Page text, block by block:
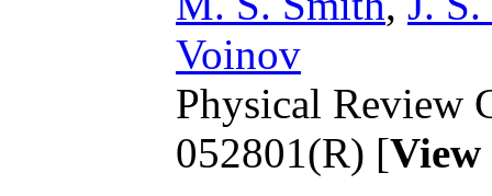
Voinov
Physical Review
052801(R) [View